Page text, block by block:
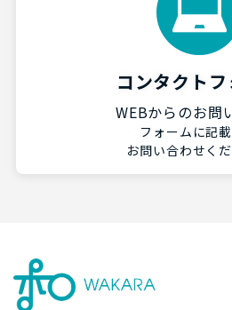
コンタクトフ
WEBからのお問
フォームに記
お問い合わせくだ